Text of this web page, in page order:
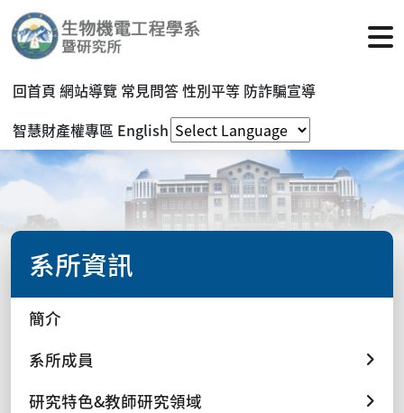
回首頁 網站導覽 常見問答性別平等 防詐騙宣導
智慧財產權專區 English
系所資訊
簡介
系所成員
研究特色&教師研究領域